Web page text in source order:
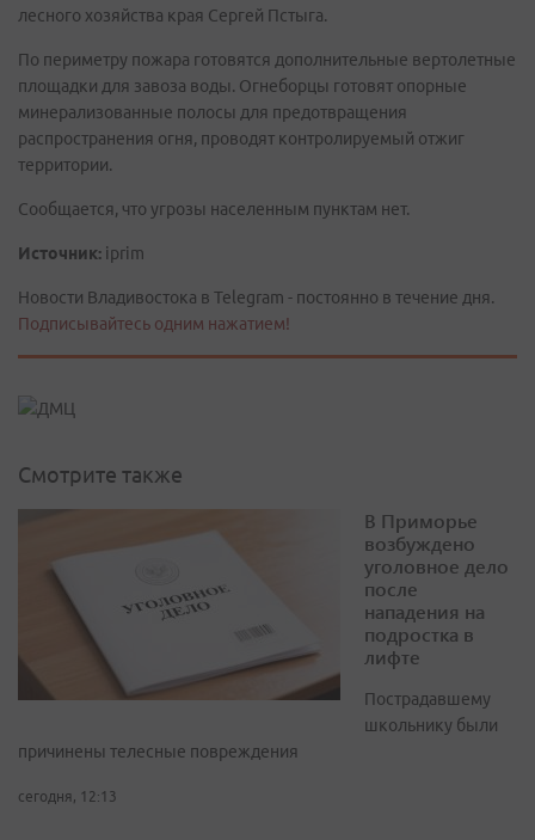
лесного хозяйства края Сергей Пстыга.
По периметру пожара готовятся дополнительные вертолетные
площадки для завоза воды. Огнеборцы готовят опорные
минерализованные полосы для предотвращения
распространения огня, проводят контролируемый отжиг
территории.
Сообщается, что угрозы населенным пунктам нет.
Источник: iprim
Новости Владивостока в Telegram - постоянно в течение дня.
Подписывайтесь одним нажатием!
Смотрите также
В Приморье
возбуждено
уголовное дело
после
нападения на
подростка в
лифте
Пострадавшему
школьнику были
причинены телесные повреждения
сегодня, 12:13